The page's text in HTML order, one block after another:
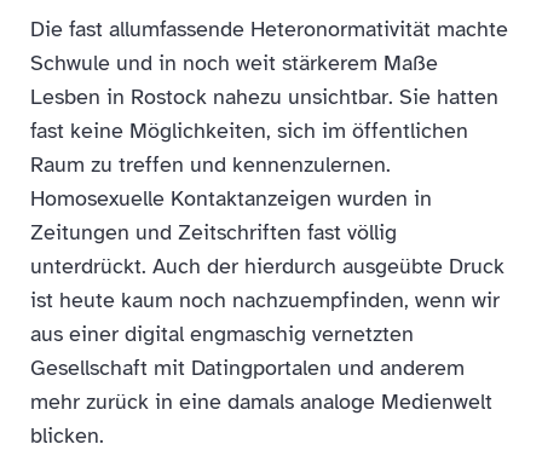
Die fast allumfassende Heteronormativität machte
Schwule und in noch weit stärkerem Maße
Lesben in Rostock nahezu unsichtbar. Sie hatten
fast keine Möglichkeiten, sich im öffentlichen
Raum zu treffen und kennenzulernen.
Homosexuelle Kontaktanzeigen wurden in
Zeitungen und Zeitschriften fast völlig
unterdrückt. Auch der hierdurch ausgeübte Druck
ist heute kaum noch nachzuempfinden, wenn wir
aus einer digital engmaschig vernetzten
Gesellschaft mit Datingportalen und anderem
mehr zurück in eine damals analoge Medienwelt
blicken.